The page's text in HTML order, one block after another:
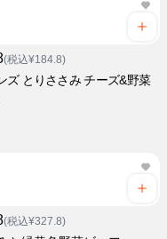
(税込¥184.8)
ズ とりささみ チーズ&野菜
(税込¥327.8)